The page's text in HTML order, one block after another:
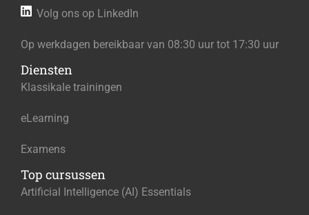
Volg ons op LinkedIn
Op werkdagen bereikbaar van 08:30 uur tot 17:30 uur
Diensten
Klassikale trainingen
eLearning
Examens
Top cursussen
Artificial Intelligence (AI) Essentials